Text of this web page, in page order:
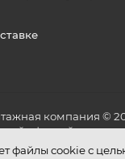
файлы cookie с
компания ©
офертой,